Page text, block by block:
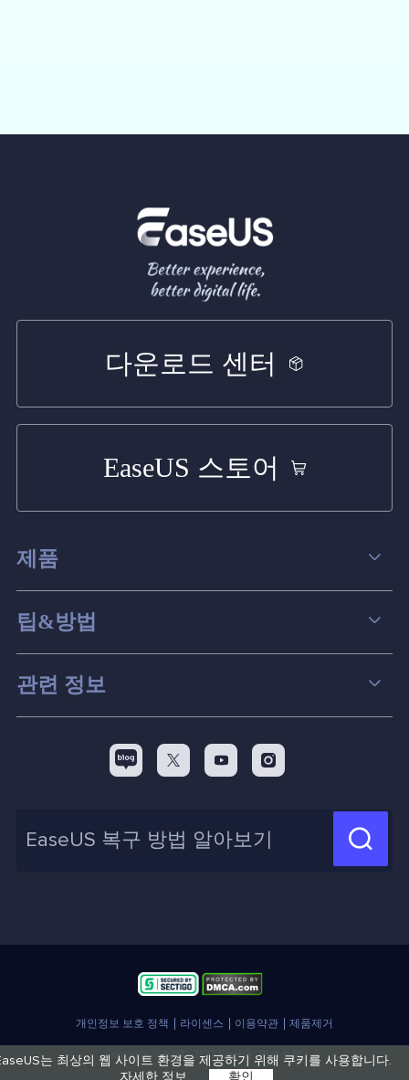
는 최상의 웹 사이트 환경을 제공하기 위해 쿠키를 사용합니다.
자세한 정보
확인
다운로드 센터
EaseUS 스토어
제품
데이터 복구
파티션 관리
스크린 레코더
백업&복원
신제품 New
팁&방법
컴퓨터 데이터 복구 팁
맥 데이터 복구 팁
디스크 파티션 팁
화면 녹화 팁
인사이트 보고서
관련 정보
리셀러
  

개인정보 보호 정책 라이센스 이용약관 제품제거
Copyright © 2004 - 2023 EaseUS. 판권소유.